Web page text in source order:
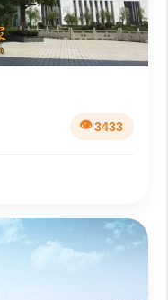
3433